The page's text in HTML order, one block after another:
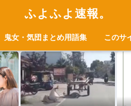
ふよふよ速報。
鬼女・気団まとめ用語集 このサ